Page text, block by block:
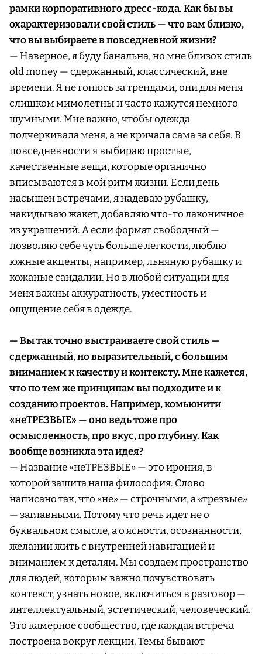
рамки корпоративного дресс-кода. Как бы вы
охарактеризовали свой стиль — что вам близко,
что вы выбираете в повседневной жизни?
— Наверное, я буду банальна, но мне близок стиль
old money — сдержанный, классический, вне
времени. Я не гонюсь за трендами, они для меня
слишком мимолетны и часто кажутся немного
шумными. Мне важно, чтобы одежда
подчеркивала меня, а не кричала сама за себя. В
повседневности я выбираю простые,
качественные вещи, которые органично
вписываются в мой ритм жизни. Если день
насыщен встречами, я надеваю рубашку,
накидываю жакет, добавляю что-то лаконичное
из украшений. А если формат свободный —
позволяю себе чуть больше легкости, люблю
южные акценты, например, льняную рубашку и
кожаные сандалии. Но в любой ситуации для
меня важны аккуратность, уместность и
ощущение себя в одежде.
— Вы так точно выстраиваете свой стиль —
сдержанный, но выразительный, с большим
вниманием к качеству и контексту. Мне кажется,
что по тем же принципам вы подходите и к
созданию проектов. Например, комьюнити
«неТРЕЗВЫЕ» — оно ведь тоже про
осмысленность, про вкус, про глубину. Как
вообще возникла эта идея?
— Название «неТРЕЗВЫЕ» — это ирония, в
которой зашита наша философия. Слово
написано так, что «не» — строчными, а «трезвые»
— заглавными. Потому что речь идет не о
буквальном смысле, а о ясности, осознанности,
желании жить с внутренней навигацией и
вниманием к деталям. Мы создаем пространство
для людей, которым важно почувствовать
контекст, узнать новое, включиться в разговор —
интеллектуальный, эстетический, человеческий.
Это камерное сообщество, где каждая встреча
построена вокруг лекции. Темы бывают